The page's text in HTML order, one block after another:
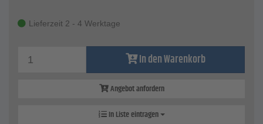
Lieferzeit 2 - 4 Werktage
In den Warenkorb
Angebot anfordern
In Liste eintragen